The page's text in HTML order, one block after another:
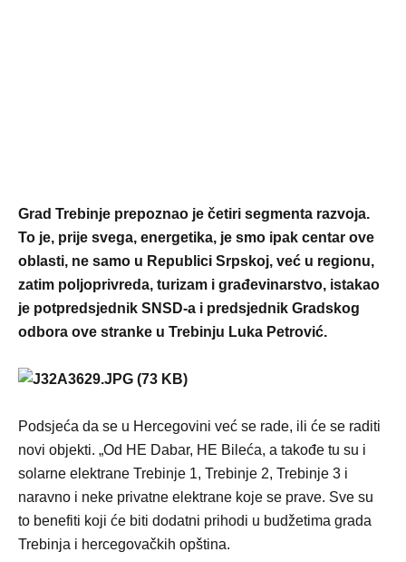
Grad Trebinje prepoznao je četiri segmenta razvoja.
To je, prije svega, energetika, je smo ipak centar ove
oblasti, ne samo u Republici Srpskoj, već u regionu,
zatim poljoprivreda, turizam i građevinarstvo, istakao
je potpredsjednik SNSD-a i predsjednik Gradskog
odbora ove stranke u Trebinju Luka Petrović.
Podsjeća da se u Hercegovini već se rade, ili će se raditi
novi objekti. „Od HE Dabar, HE Bileća, a takođe tu su i
solarne elektrane Trebinje 1, Trebinje 2, Trebinje 3 i
naravno i neke privatne elektrane koje se prave. Sve su
to benefiti koji će biti dodatni prihodi u budžetima grada
Trebinja i hercegovačkih opština.